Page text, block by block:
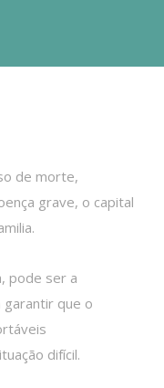
de morte,
grave, o capital
pode ser a
que o
difícil.